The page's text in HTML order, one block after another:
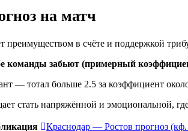
на матч
преимуществом в счёте и поддержкой
команды забьют (примерный
— тотал больше 2.5 за коэффициент
стать напряжённой и эмоциональной,
Краснодар — Ростов прогноз